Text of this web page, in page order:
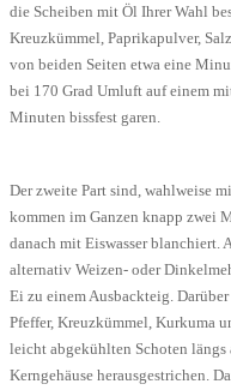
die Scheiben mit Öl Ihrer Wahl
Kreuzkümmel, Paprikapulver,
von beiden Seiten etwa eine
bei 170 Grad Umluft auf einem
Minuten bissfest garen.
Der zweite Part sind, wahlweise
kommen im Ganzen knapp zwei
danach mit Eiswasser blanchiert.
alternativ Weizen- oder
Ei zu einem Ausbackteig.
Pfeffer, Kreuzkümmel, Kurkuma
leicht abgekühlten Schoten
Kerngehäuse herausgestrichen.